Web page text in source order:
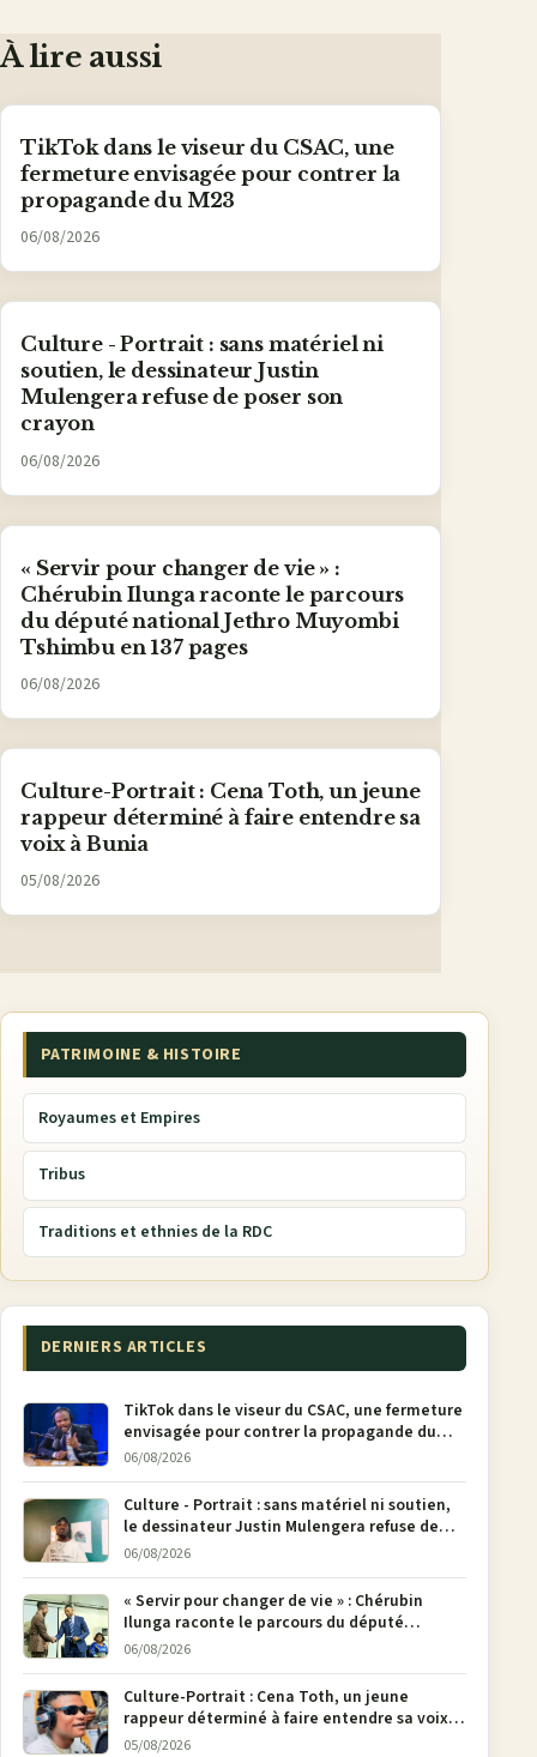
À lire aussi
TikTok dans le viseur du CSAC, une
fermeture envisagée pour contrer la
propagande du M23
06/08/2026
Culture - Portrait : sans matériel ni
soutien, le dessinateur Justin
Mulengera refuse de poser son
crayon
06/08/2026
« Servir pour changer de vie » :
Chérubin Ilunga raconte le parcours
du député national Jethro Muyombi
Tshimbu en 137 pages
06/08/2026
Culture-Portrait : Cena Toth, un jeune
rappeur déterminé à faire entendre sa
voix à Bunia
05/08/2026
PATRIMOINE & HISTOIRE
Royaumes et Empires
Tribus
Traditions et ethnies de la RDC
DERNIERS ARTICLES
TikTok dans le viseur du CSAC, une fermeture
envisagée pour contrer la propagande du
M23
06/08/2026
Culture - Portrait : sans matériel ni soutien,
le dessinateur Justin Mulengera refuse de
poser son crayon
06/08/2026
« Servir pour changer de vie » : Chérubin
Ilunga raconte le parcours du député
national Jethro Muyombi Tshimbu en 137
06/08/2026
Culture-Portrait : Cena Toth, un jeune
rappeur déterminé à faire entendre sa voix à
Bunia
05/08/2026